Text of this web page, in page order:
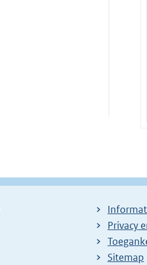
Privacy
Sitemap